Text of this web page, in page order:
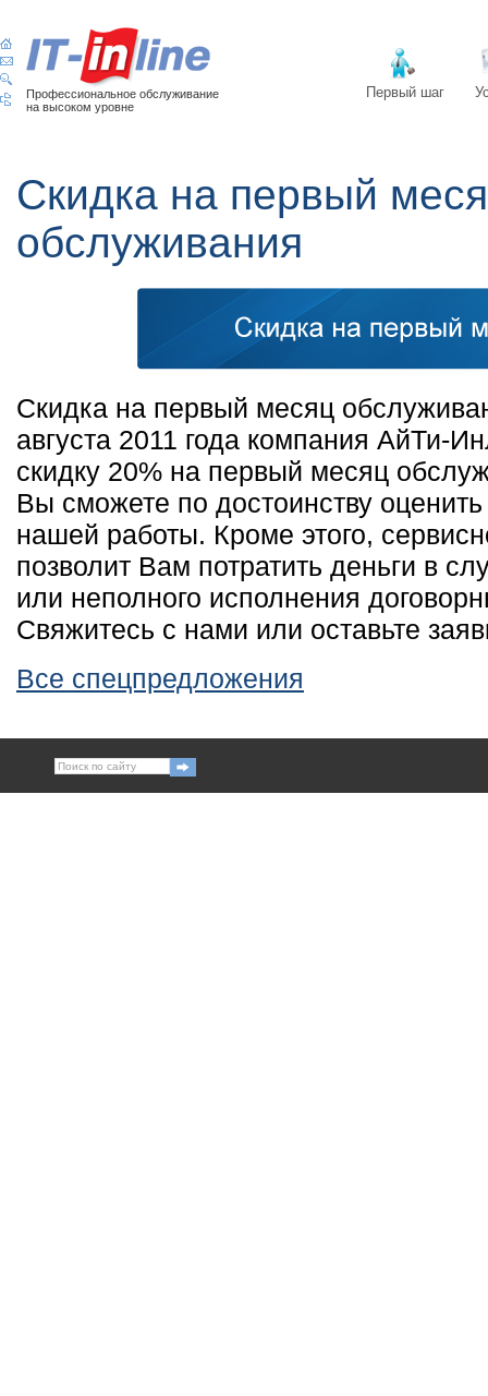
Профессиональное обслуживание
на высоком уровне
Первый шаг
Скидка на первый
обслуживания
Скидка на первый месяц
августа 2011 года компания АйТи-
скидку 20% на первый месяц
Вы сможете по достоинству
нашей работы. Кроме этого,
позволит Вам потратить деньги в
или неполного исполнения
Свяжитесь с нами или оставьте
Все спецпредложения